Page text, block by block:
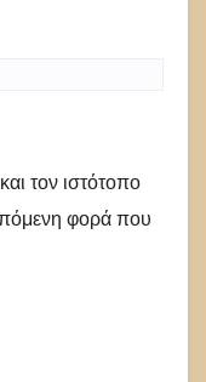
τον ιστότοπο
φορά που